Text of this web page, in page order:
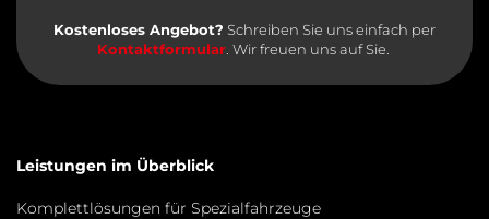
Kostenloses Angebot? Schreiben Sie uns einfach per
Kontaktformular. Wir freuen uns auf Sie.
Leistungen im Überblick
Komplettlösungen für Spezialfahrzeuge